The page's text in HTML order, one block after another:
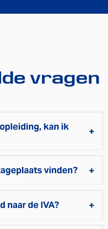
vragen
kan ik
vinden?
naar de IVA?